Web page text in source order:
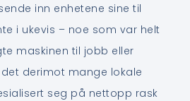
inn enhetene sine til
i ukevis – noe som var helt
maskinen til jobb eller
derimot mange lokale
seg på nettopp rask